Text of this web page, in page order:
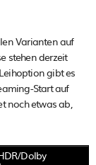
Zum Angebot
Zum Angebot
Zum Angebot
Zum Angebot
Zum Angebot
Zum Angebot
Zum Angebot
Zum Angebot
Zum Angebot
Zum Angebot
Zum Angebot
Zum Angebot
Varianten auf
stehen derzeit
gibt es
Start auf
noch etwas ab,
Dolby